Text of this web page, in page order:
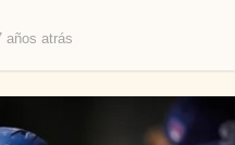
años atrás
o